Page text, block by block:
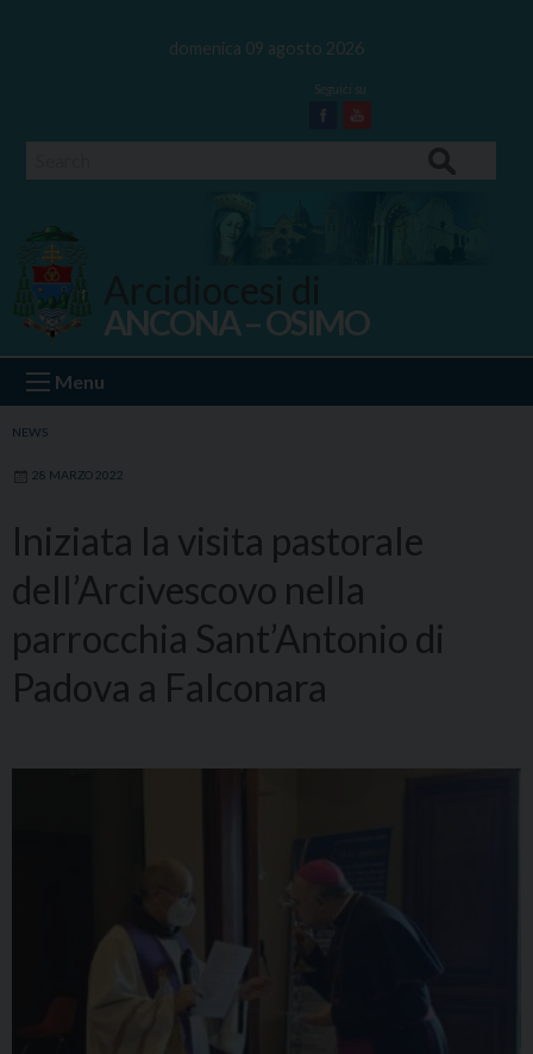
domenica 09 agosto 2026
Facebook
Youtube
Ancona Osimo
ANCONA – OSIMO
Menu
NEWS
28 MARZO 2022
Iniziata la visita pastorale
dell’Arcivescovo nella
parrocchia Sant’Antonio di
Padova a Falconara